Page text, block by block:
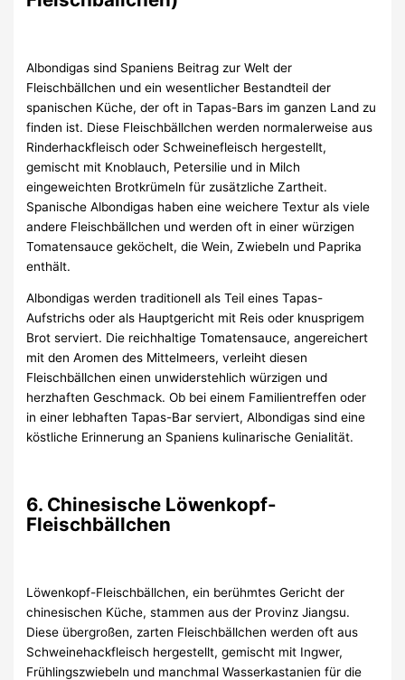
Albondigas sind Spaniens Beitrag zur Welt der
Fleischbällchen und ein wesentlicher Bestandteil der
spanischen Küche, der oft in Tapas-Bars im ganzen Land zu
finden ist. Diese Fleischbällchen werden normalerweise aus
Rinderhackfleisch oder Schweinefleisch hergestellt,
gemischt mit Knoblauch, Petersilie und in Milch
eingeweichten Brotkrümeln für zusätzliche Zartheit.
Spanische Albondigas haben eine weichere Textur als viele
andere Fleischbällchen und werden oft in einer würzigen
Tomatensauce geköchelt, die Wein, Zwiebeln und Paprika
enthält.
Albondigas werden traditionell als Teil eines Tapas-
Aufstrichs oder als Hauptgericht mit Reis oder knusprigem
Brot serviert. Die reichhaltige Tomatensauce, angereichert
mit den Aromen des Mittelmeers, verleiht diesen
Fleischbällchen einen unwiderstehlich würzigen und
herzhaften Geschmack. Ob bei einem Familientreffen oder
in einer lebhaften Tapas-Bar serviert, Albondigas sind eine
köstliche Erinnerung an Spaniens kulinarische Genialität.
6. Chinesische Löwenkopf-
Fleischbällchen
Löwenkopf-Fleischbällchen, ein berühmtes Gericht der
chinesischen Küche, stammen aus der Provinz Jiangsu.
Diese übergroßen, zarten Fleischbällchen werden oft aus
Schweinehackfleisch hergestellt, gemischt mit Ingwer,
Frühlingszwiebeln und manchmal Wasserkastanien für die